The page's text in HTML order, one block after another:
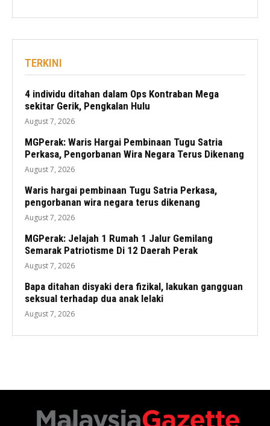
TERKINI
4 individu ditahan dalam Ops Kontraban Mega
sekitar Gerik, Pengkalan Hulu
August 7, 2026
MGPerak: Waris Hargai Pembinaan Tugu Satria
Perkasa, Pengorbanan Wira Negara Terus Dikenang
August 7, 2026
Waris hargai pembinaan Tugu Satria Perkasa,
pengorbanan wira negara terus dikenang
August 7, 2026
MGPerak: Jelajah 1 Rumah 1 Jalur Gemilang
Semarak Patriotisme Di 12 Daerah Perak
August 7, 2026
Bapa ditahan disyaki dera fizikal, lakukan gangguan
seksual terhadap dua anak lelaki
August 7, 2026